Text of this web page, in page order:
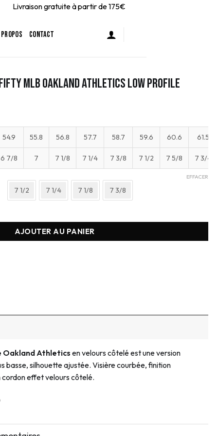
gratuite à partir de 175€
CONTACT
MLB Oakland Athletics Low Profile
54.9 55.8 56.8 57.7 58.7 59.6 60.6 61.5
6 7/8 7 7 1/8 7 1/4 7 3/8 7 1/2 7 5/8 7 3/4
7 1/2 7 1/4 7 1/8 7 3/8
EFFACER
AJOUTER AU PANIER
Oakland Athleticsen velours côtelé est une version
basse, silhouette ajustée. Visière courbée, finition
cordon effet velours côtelé.